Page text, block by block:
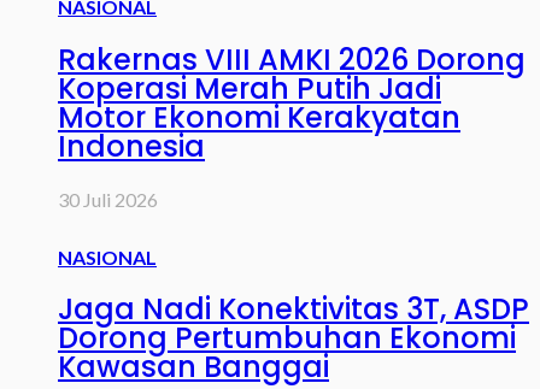
NASIONAL
Rakernas VIII AMKI 2026 Dorong
Koperasi Merah Putih Jadi
Motor Ekonomi Kerakyatan
Indonesia
30 Juli 2026
NASIONAL
Jaga Nadi Konektivitas 3T, ASDP
Dorong Pertumbuhan Ekonomi
Kawasan Banggai